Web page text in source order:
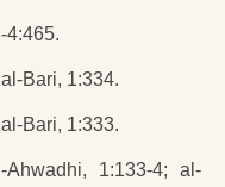
Bari, 1:334.
Bari, 1:333.
1:133-4; al-